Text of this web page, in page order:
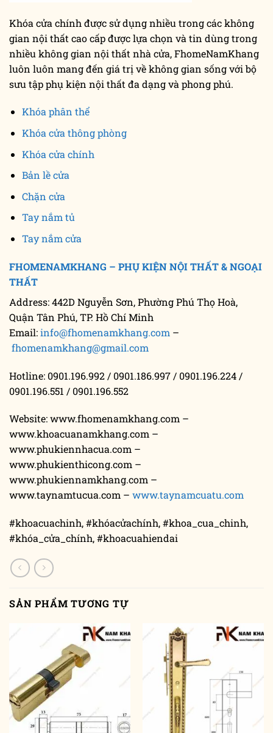
Khóa cửa chính được sử dụng nhiều trong các không
gian nội thất cao cấp được lựa chọn và tin dùng trong
nhiều không gian nội thất nhà cửa, FhomeNamKhang
luôn luôn mang đến giá trị về không gian sống với bộ
sưu tập phụ kiện nội thất đa dạng và phong phú.
Khóa phân thể
Khóa cửa thông phòng
Khóa cửa chính
Bản lề cửa
Chặn cửa
Tay nắm tủ
Tay nắm cửa
FHOMENAMKHANG – PHỤ KIỆN NỘI THẤT & NGOẠI
THẤT
Address: 442D Nguyễn Sơn, Phường Phú Thọ Hoà,
Quận Tân Phú, TP. Hồ Chí Minh
Email:info@fhomenamkhang.com –
fhomenamkhang@gmail.com
Hotline: 0901.196.992 / 0901.186.997 / 0901.196.224 /
0901.196.551 / 0901.196.552
Website: www.fhomenamkhang.com –
www.khoacuanamkhang.com –
www.phukiennhacua.com –
www.phukienthicong.com –
www.phukiennamkhang.com –
www.taynamtucua.com – www.taynamcuatu.com
#khoacuachinh, #khóacửachính, #khoa_cua_chinh,
#khóa_cửa_chính, #khoacuahiendai
SẢN PHẨM TƯƠNG TỰ